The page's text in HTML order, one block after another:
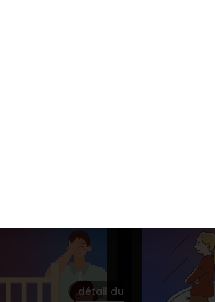
détail du podcast